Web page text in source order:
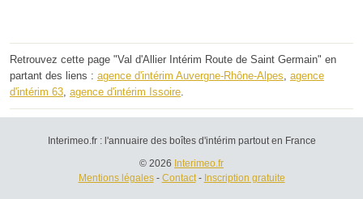
Retrouvez cette page "Val d'Allier Intérim Route de Saint Germain" en
partant des liens : agence d'intérim Auvergne-Rhône-Alpes, agence
d'intérim 63, agence d'intérim Issoire.
Interimeo.fr : l'annuaire des boîtes d'intérim partout en France
© 2026 Interimeo.fr
Mentions légales- Contact- Inscription gratuite